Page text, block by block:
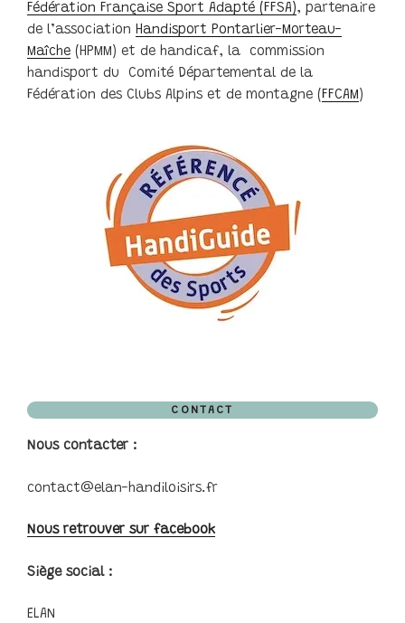
Fédération Française Sport Adapté (FFSA), partenaire
de l’association Handisport Pontarlier-Morteau-
Maîche (HPMM) et de handicaf, la commission
handisport du Comité Départemental de la
Fédération des Clubs Alpins et de montagne (FFCAM )
CONTACT
Nous contacter :
contact@elan-handiloisirs.fr
Nous retrouver sur facebook
Siège social :
ELAN